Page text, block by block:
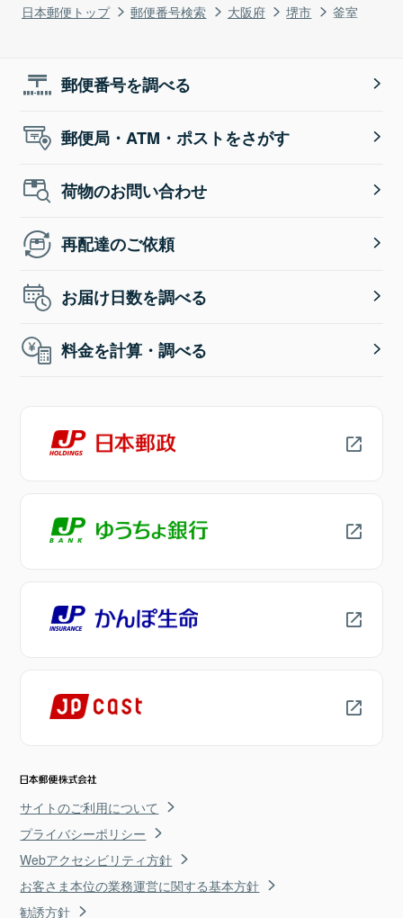
日本郵便トップ 郵便番号検索 大阪府 堺市 釜室
郵便番号を調べる
郵便局・ATM・ポストをさがす
荷物のお問い合わせ
再配達のご依頼
お届け日数を調べる
料金を計算・調べる
サイトのご利用について
プライバシーポリシー
Webアクセシビリティ方針
お客さま本位の業務運営に関する基本方針
勧誘方針